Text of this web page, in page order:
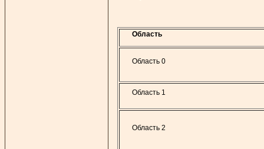
Область
Область 0
Область 1
Область 2